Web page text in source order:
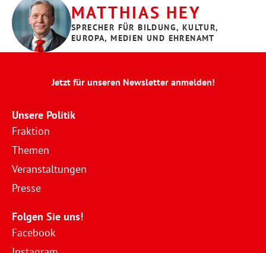
MATTHIAS HEY
SPRECHER FÜR BILDUNG, KULTUR,
EUROPA, MEDIEN UND EHRENAMT
Jetzt für unseren Newsletter anmelden!
Unsere Politik
Fraktion
Themen
Veranstaltungen
Presse
Folgen Sie uns!
Facebook